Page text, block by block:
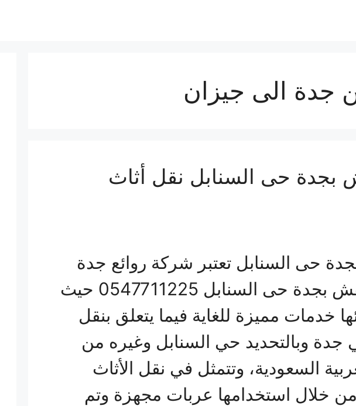
الى جيزان
حى السنابل نقل أثاث
حى السنابل تعتبر شركة روائع جدة
أكبر شركة نقل عفش بجدة حى السنابل 0547711225 حيث
خدمات مميزة للغاية فيما يتعلق بنقل
وبالتحديد حي السنابل وغيره من
السعودية، وتتمثل في نقل الأثاث
من خلال استخدامها عربات مجهزة وتم